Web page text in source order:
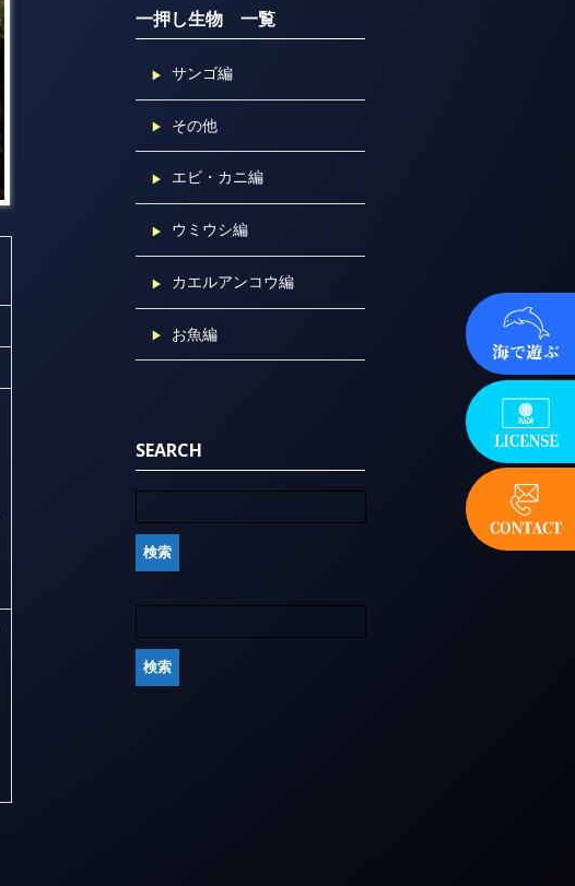
一押し生物 一覧
サンゴ編
その他
エビ・カニ編
ウミウシ編
カエルアンコウ編
お魚編
SEARCH